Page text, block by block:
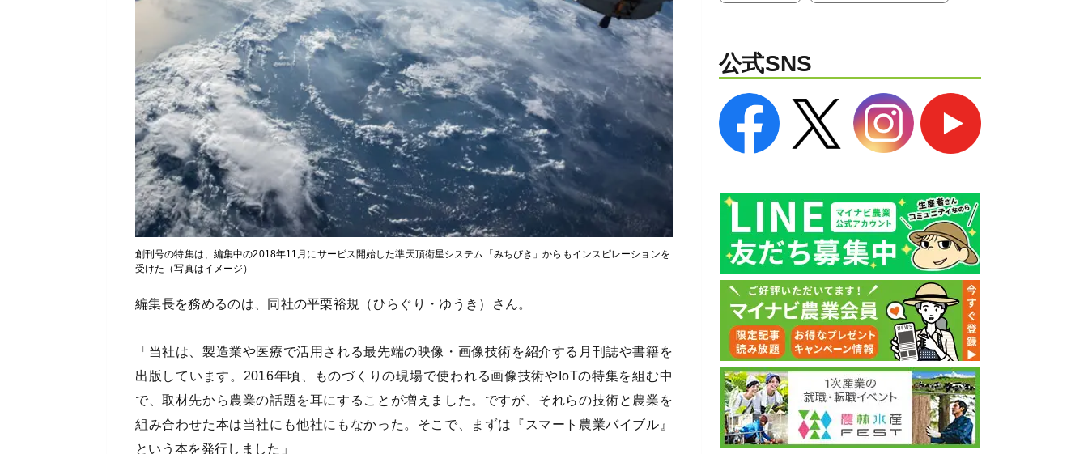
創刊号の特集は、編集中の2018年11月にサービス開始した準天頂衛星システム「みちびき」からもインスピレーションを
受けた（写真はイメージ）
編集長を務めるのは、同社の平栗裕規（ひらぐり・ゆうき）さん。
「当社は、製造業や医療で活用される最先端の映像・画像技術を紹介する月刊誌や書籍を
出版しています。2016年頃、ものづくりの現場で使われる画像技術やIoTの特集を組む中
で、取材先から農業の話題を耳にすることが増えました。ですが、それらの技術と農業を
組み合わせた本は当社にも他社にもなかった。そこで、まずは『スマート農業バイブル』
という本を発行しました」
公式SNS